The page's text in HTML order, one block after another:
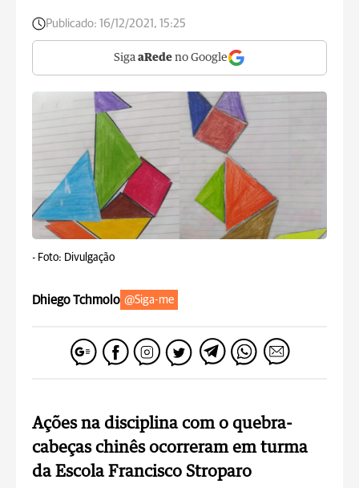
Publicado: 16/12/2021, 15:25
Siga aRede no Google
- Foto: Divulgação
Dhiego Tchmolo @Siga-me
Ações na disciplina com o quebra-
cabeças chinês ocorreram em turma
da Escola Francisco Stroparo